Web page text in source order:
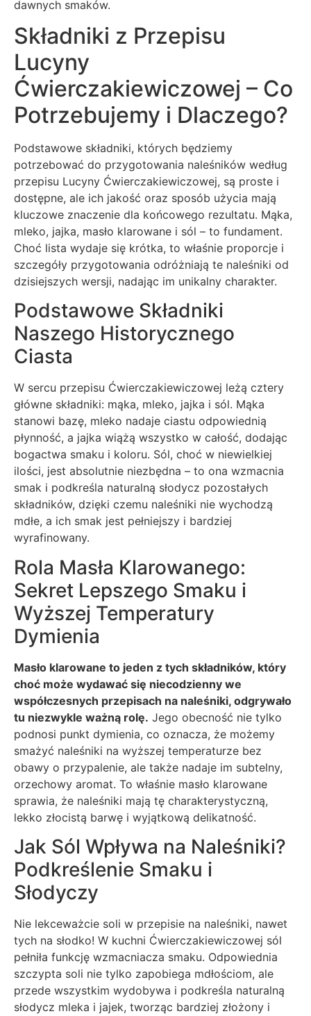
dawnych smaków.
Składniki z Przepisu
Lucyny
Ćwierczakiewiczowej – Co
Potrzebujemy i Dlaczego?
Podstawowe składniki, których będziemy
potrzebować do przygotowania naleśników według
przepisu Lucyny Ćwierczakiewiczowej, są proste i
dostępne, ale ich jakość oraz sposób użycia mają
kluczowe znaczenie dla końcowego rezultatu. Mąka,
mleko, jajka, masło klarowane i sól – to fundament.
Choć lista wydaje się krótka, to właśnie proporcje i
szczegóły przygotowania odróżniają te naleśniki od
dzisiejszych wersji, nadając im unikalny charakter.
Podstawowe Składniki
Naszego Historycznego
Ciasta
W sercu przepisu Ćwierczakiewiczowej leżą cztery
główne składniki: mąka, mleko, jajka i sól. Mąka
stanowi bazę, mleko nadaje ciastu odpowiednią
płynność, a jajka wiążą wszystko w całość, dodając
bogactwa smaku i koloru. Sól, choć w niewielkiej
ilości, jest absolutnie niezbędna – to ona wzmacnia
smak i podkreśla naturalną słodycz pozostałych
składników, dzięki czemu naleśniki nie wychodzą
mdłe, a ich smak jest pełniejszy i bardziej
wyrafinowany.
Rola Masła Klarowanego:
Sekret Lepszego Smaku i
Wyższej Temperatury
Dymienia
Masło klarowane to jeden z tych składników, który
choć może wydawać się niecodzienny we
współczesnych przepisach na naleśniki, odgrywało
tu niezwykle ważną rolę. Jego obecność nie tylko
podnosi punkt dymienia, co oznacza, że możemy
smażyć naleśniki na wyższej temperaturze bez
obawy o przypalenie, ale także nadaje im subtelny,
orzechowy aromat. To właśnie masło klarowane
sprawia, że naleśniki mają tę charakterystyczną,
lekko złocistą barwę i wyjątkową delikatność.
Jak Sól Wpływa na Naleśniki?
Podkreślenie Smaku i
Słodyczy
Nie lekceważcie soli w przepisie na naleśniki, nawet
tych na słodko! W kuchni Ćwierczakiewiczowej sól
pełniła funkcję wzmacniacza smaku. Odpowiednia
szczypta soli nie tylko zapobiega mdłościom, ale
przede wszystkim wydobywa i podkreśla naturalną
słodycz mleka i jajek, tworząc bardziej złożony i